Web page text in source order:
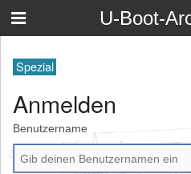
U-Boot-
Spezial
Anmelden
Benutzername